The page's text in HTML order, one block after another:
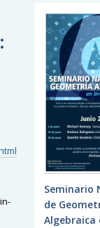
Seminario
de
Algebraica